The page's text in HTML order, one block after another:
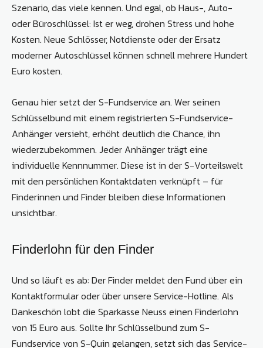
Szenario, das viele kennen. Und egal, ob Haus-, Auto-
oder Büroschlüssel: Ist er weg, drohen Stress und hohe
Kosten. Neue Schlösser, Notdienste oder der Ersatz
moderner Autoschlüssel können schnell mehrere Hundert
Euro kosten.
Genau hier setzt der S-Fundservice an. Wer seinen
Schlüsselbund mit einem registrierten S-Fundservice-
Anhänger versieht, erhöht deutlich die Chance, ihn
wiederzubekommen. Jeder Anhänger trägt eine
individuelle Kennnummer. Diese ist in der S-Vorteilswelt
mit den persönlichen Kontaktdaten verknüpft – für
Finderinnen und Finder bleiben diese Informationen
unsichtbar.
Finderlohn für den Finder
Und so läuft es ab: Der Finder meldet den Fund über ein
Kontaktformular oder über unsere Service-Hotline. Als
Dankeschön lobt die Sparkasse Neuss einen Finderlohn
von 15 Euro aus. Sollte Ihr Schlüsselbund zum S-
Fundservice von S-Quin gelangen, setzt sich das Service-